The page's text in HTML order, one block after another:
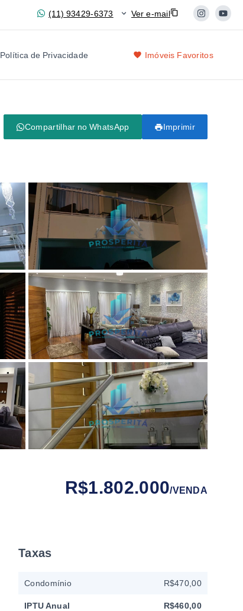
(11) 93429-6373 Ver e-mail
Política de Privacidade Imóveis Favoritos
Compartilhar no WhatsApp Imprimir
R$1.802.000/VENDA
Taxas
Condomínio R$470,00
IPTU Anual R$460,00